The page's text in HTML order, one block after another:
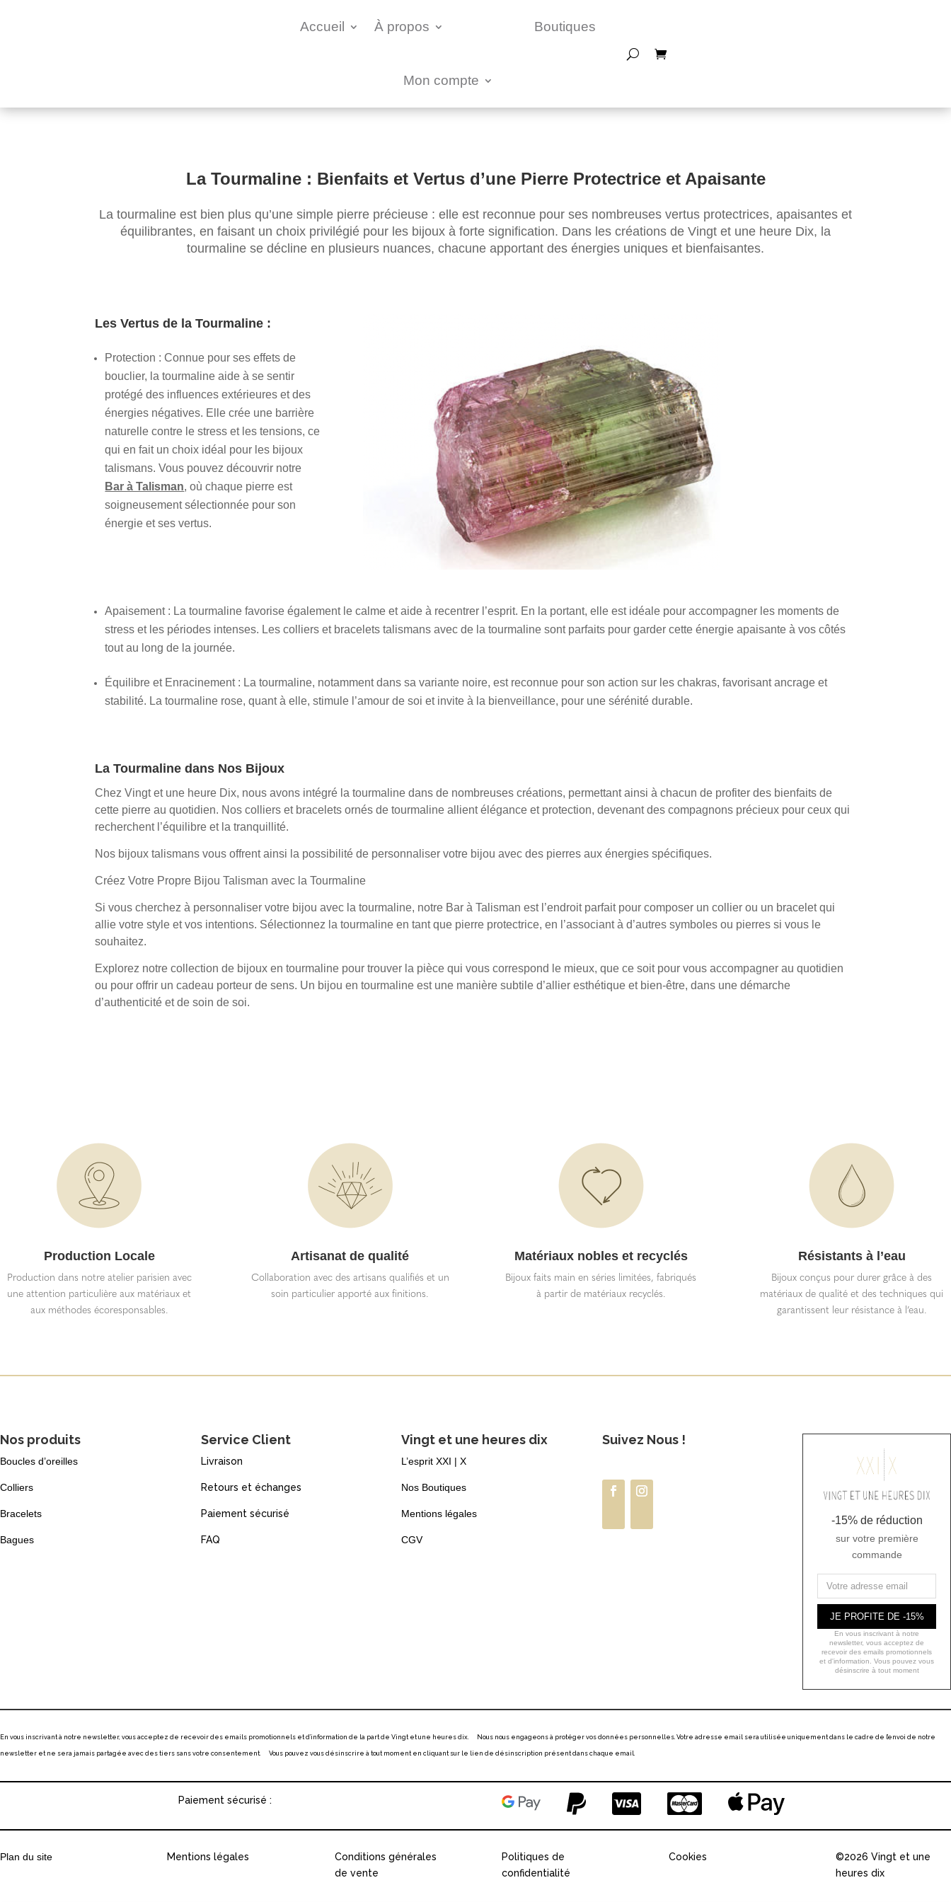
Accueil À propos Boutiques
Mon compte
La Tourmaline : Bienfaits et Vertus d’une Pierre Protectrice et Apaisante
La tourmaline est bien plus qu’une simple pierre précieuse : elle est reconnue pour ses nombreuses vertus protectrices, apaisantes et
équilibrantes, en faisant un choix privilégié pour les bijoux à forte signification. Dans les créations de Vingt et une heure Dix, la
tourmaline se décline en plusieurs nuances, chacune apportant des énergies uniques et bienfaisantes.
Les Vertus de la Tourmaline :
Protection : Connue pour ses effets de
bouclier, la tourmaline aide à se sentir
protégé des influences extérieures et des
énergies négatives. Elle crée une barrière
naturelle contre le stress et les tensions, ce
qui en fait un choix idéal pour les bijoux
talismans. Vous pouvez découvrir notre
Bar à Talisman, où chaque pierre est
soigneusement sélectionnée pour son
énergie et ses vertus.
Apaisement : La tourmaline favorise également le calme et aide à recentrer l’esprit. En la portant, elle est idéale pour accompagner les moments de
stress et les périodes intenses. Les colliers et bracelets talismans avec de la tourmaline sont parfaits pour garder cette énergie apaisante à vos côtés
tout au long de la journée.
Équilibre et Enracinement : La tourmaline, notamment dans sa variante noire, est reconnue pour son action sur les chakras, favorisant ancrage et
stabilité. La tourmaline rose, quant à elle, stimule l’amour de soi et invite à la bienveillance, pour une sérénité durable.
La Tourmaline dans Nos Bijoux
Chez Vingt et une heure Dix, nous avons intégré la tourmaline dans de nombreuses créations, permettant ainsi à chacun de profiter des bienfaits de
cette pierre au quotidien. Nos colliers et bracelets ornés de tourmaline allient élégance et protection, devenant des compagnons précieux pour ceux qui
recherchent l’équilibre et la tranquillité.
Nos bijoux talismans vous offrent ainsi la possibilité de personnaliser votre bijou avec des pierres aux énergies spécifiques.
Créez Votre Propre Bijou Talisman avec la Tourmaline
Si vous cherchez à personnaliser votre bijou avec la tourmaline, notre Bar à Talisman est l’endroit parfait pour composer un collier ou un bracelet qui
allie votre style et vos intentions. Sélectionnez la tourmaline en tant que pierre protectrice, en l’associant à d’autres symboles ou pierres si vous le
souhaitez.
Explorez notre collection de bijoux en tourmaline pour trouver la pièce qui vous correspond le mieux, que ce soit pour vous accompagner au quotidien
ou pour offrir un cadeau porteur de sens. Un bijou en tourmaline est une manière subtile d’allier esthétique et bien-être, dans une démarche
d’authenticité et de soin de soi.
Production Locale
Production dans notre atelier parisien avec
une attention particulière aux matériaux et
aux méthodes écoresponsables.
Artisanat de qualité
Collaboration avec des artisans qualifiés et un
soin particulier apporté aux finitions.
Matériaux nobles et recyclés
Bijoux faits main en séries limitées, fabriqués
à partir de matériaux recyclés.
Résistants à l’eau
Bijoux conçus pour durer grâce à des
matériaux de qualité et des techniques qui
garantissent leur résistance à l’eau.
Nos produits
Boucles d’oreilles
Colliers
Bracelets
Bagues
Service Client
Livraison
Retours et échanges
Paiement sécurisé
FAQ
Vingt et une heures dix
L’esprit XXI | X
Nos Boutiques
Mentions légales
CGV
Suivez Nous !
-15% de réduction
sur votre première
commande
JE PROFITE DE -15%
En vous inscrivant à notre
newsletter, vous acceptez de
recevoir des emails promotionnels
et d'information. Vous pouvez vous
désinscrire à tout moment
En vous inscrivant à notre newsletter, vous acceptez de recevoir des emails promotionnels et d’information de la part de Vingt et une heures dix. Nous nous engageons à protéger vos données personnelles. Votre adresse email sera utilisée uniquement dans le cadre de l’envoi de notre
newsletter et ne sera jamais partagée avec des tiers sans votre consentement. Vous pouvez vous désinscrire à tout moment en cliquant sur le lien de désinscription présent dans chaque email.
Paiement sécurisé :
Plan du site Mentions légales
Conditions générales
de vente
Politiques de
confidentialité
Cookies
©2026 Vingt et une
heures dix